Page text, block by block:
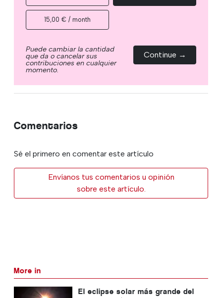
15,00 € / month
Puede cambiar la cantidad
que da o cancelar sus
contribuciones en cualquier
momento.
Continue →
Comentarios
Sé el primero en comentar este artículo
Envíanos tus comentarios u opinión
sobre este artículo.
More in
El eclipse solar más grande del